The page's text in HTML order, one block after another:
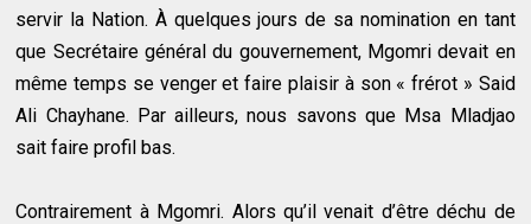
servir la Nation. À quelques jours de sa nomination en tant
que Secrétaire général du gouvernement, Mgomri devait en
même temps se venger et faire plaisir à son « frérot » Said
Ali Chayhane. Par ailleurs, nous savons que Msa Mladjao
sait faire profil bas.
Contrairement à Mgomri. Alors qu’il venait d’être déchu de